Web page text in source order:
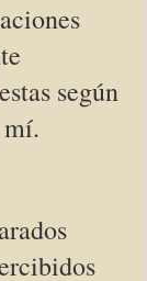
según
mí.